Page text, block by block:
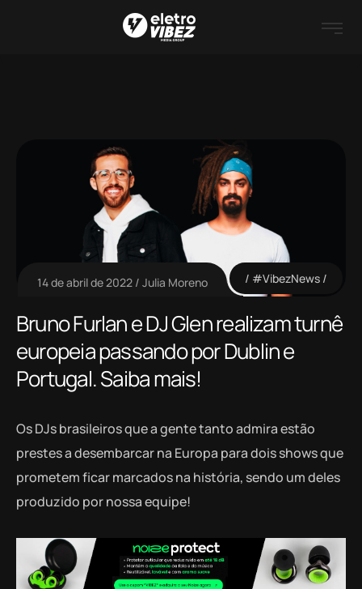
14 de abril de 2022 Julia Moreno #VibezNews
Bruno Furlan e DJ Glen realizam turnê
europeia passando por Dublin e
Portugal. Saiba mais!
Os DJs brasileiros que a gente tanto admira estão
prestes a desembarcar na Europa para dois shows que
prometem ficar marcados na história, sendo um deles
produzido por nossa equipe!